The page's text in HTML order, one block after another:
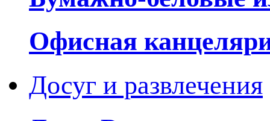
Офисная
Досуг и развлечения